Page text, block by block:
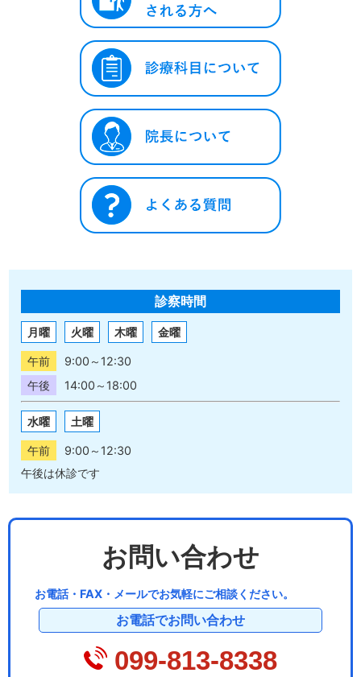
診察時間
月曜 火曜 木曜 金曜
午前
9:00～12:30
午後
14:00～18:00
水曜 土曜
午前
9:00～12:30
午後は休診です
お問い合わせ
お電話・FAX・メールでお気軽にご相談ください。
お電話でお問い合わせ
099-813-8338